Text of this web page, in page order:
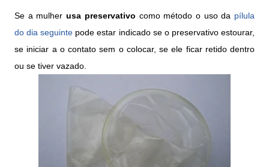
Se a mulherusa preservativo como método o uso da pílula
do dia seguinte pode estar indicado se o preservativo estourar,
se iniciar a o contato sem o colocar, se ele ficar retido dentro
ou se tiver vazado.